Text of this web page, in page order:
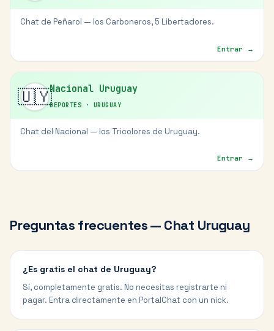
Chat de Peñarol — los Carboneros, 5 Libertadores.
Entrar →
🇺🇾Nacional Uruguay
DEPORTES · URUGUAY
Chat del Nacional — los Tricolores de Uruguay.
Entrar →
Preguntas frecuentes — Chat Uruguay
¿Es gratis el chat de Uruguay?
Sí, completamente gratis. No necesitas registrarte ni
pagar. Entra directamente en PortalChat con un nick.